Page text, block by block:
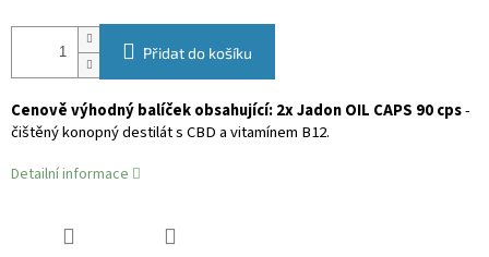
Přidat do košíku
Cenově výhodný balíček obsahující: 2x Jadon OIL CAPS 90 cps-
čištěný konopný destilát s CBD a vitamínem B12.
Detailní informace